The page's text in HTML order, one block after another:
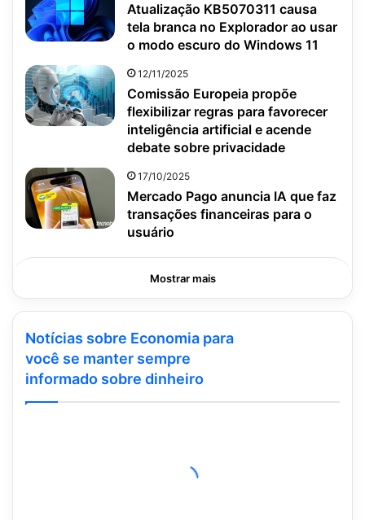
Atualização KB5070311 causa
tela branca no Explorador ao usar
o modo escuro do Windows 11
12/11/2025
Comissão Europeia propõe
flexibilizar regras para favorecer
inteligência artificial e acende
debate sobre privacidade
17/10/2025
Mercado Pago anuncia IA que faz
transações financeiras para o
usuário
Mostrar mais
Notícias sobre Economia para
você se manter sempre
informado sobre dinheiro